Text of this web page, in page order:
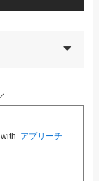
アプリーチ